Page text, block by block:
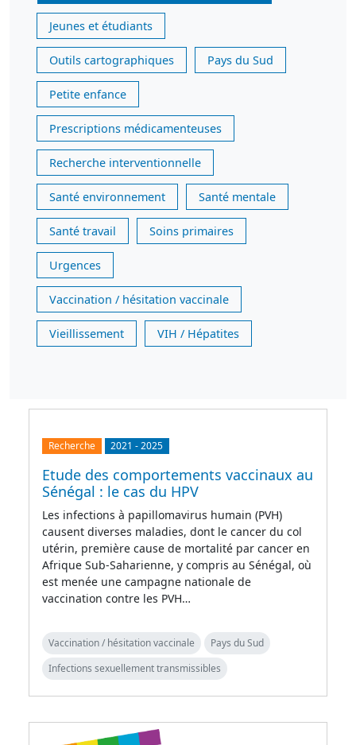
Jeunes et étudiants
Outils cartographiques Pays du Sud
Petite enfance
Prescriptions médicamenteuses
Recherche interventionnelle
Santé environnement Santé mentale
Santé travail Soins primaires
Urgences
Vaccination / hésitation vaccinale
Vieillissement VIH / Hépatites
Recherche 2021 -2025
Etude des comportements vaccinaux au
Sénégal : le cas du HPV
Les infections à papillomavirus humain (PVH)
causent diverses maladies, dont le cancer du col
utérin, première cause de mortalité par cancer en
Afrique Sub-Saharienne, y compris au Sénégal, où
est menée une campagne nationale de
vaccination contre les PVH…
Vaccination / hésitation vaccinale
Pays du Sud
Infections sexuellement transmissibles